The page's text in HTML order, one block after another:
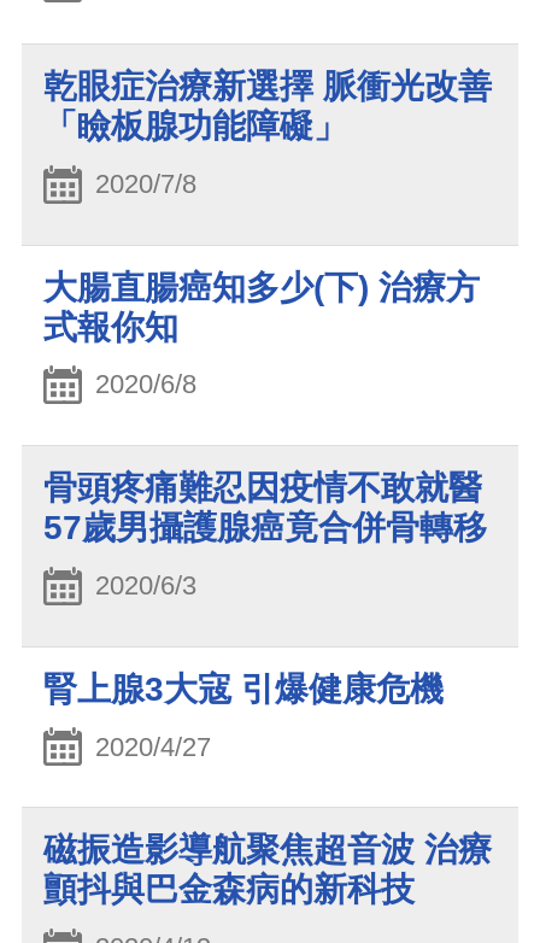
乾眼症治療新選擇 脈衝光改善
「瞼板腺功能障礙」
2020/7/8
大腸直腸癌知多少(下) 治療方
式報你知
2020/6/8
骨頭疼痛難忍因疫情不敢就醫
57歲男攝護腺癌竟合併骨轉移
2020/6/3
腎上腺3大寇 引爆健康危機
2020/4/27
磁振造影導航聚焦超音波 治療
顫抖與巴金森病的新科技